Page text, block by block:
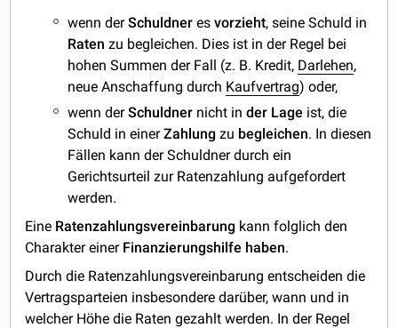
wenn derSchuldner esvorzieht, seine Schuld in
Raten zu begleichen. Dies ist in der Regel bei
hohen Summen der Fall (z. B. Kredit, Darlehen,
neue Anschaffung durch Kaufvertrag) oder,
wenn derSchuldner nicht inder Lage ist, die
Schuld in einerZahlung zu begleichen. In diesen
Fällen kann der Schuldner durch ein
Gerichtsurteil zur Ratenzahlung aufgefordert
werden.
Eine Ratenzahlungsvereinbarung kann folglich den
Charakter einer Finanzierungshilfe haben.
Durch die Ratenzahlungsvereinbarung entscheiden die
Vertragsparteien insbesondere darüber, wann und in
welcher Höhe die Raten gezahlt werden. In der Regel